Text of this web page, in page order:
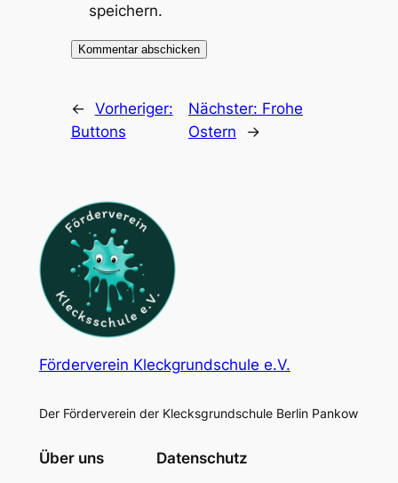
speichern.
← Vorheriger:
Buttons
Nächster: Frohe
Ostern
→
Förderverein Kleckgrundschule e.V.
Der Förderverein der Klecksgrundschule Berlin Pankow
Über uns Datenschutz